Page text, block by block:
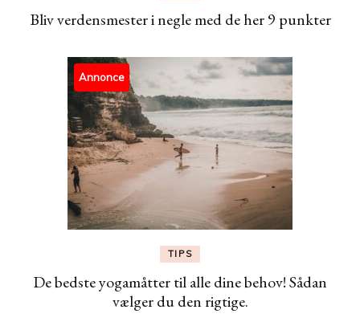
Bliv verdensmester i negle med de her 9 punkter
Annonce
TIPS
De bedste yogamåtter til alle dine behov! Sådan
vælger du den rigtige.